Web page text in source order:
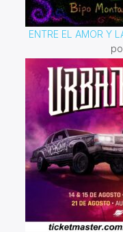
ENTRE EL AMOR Y